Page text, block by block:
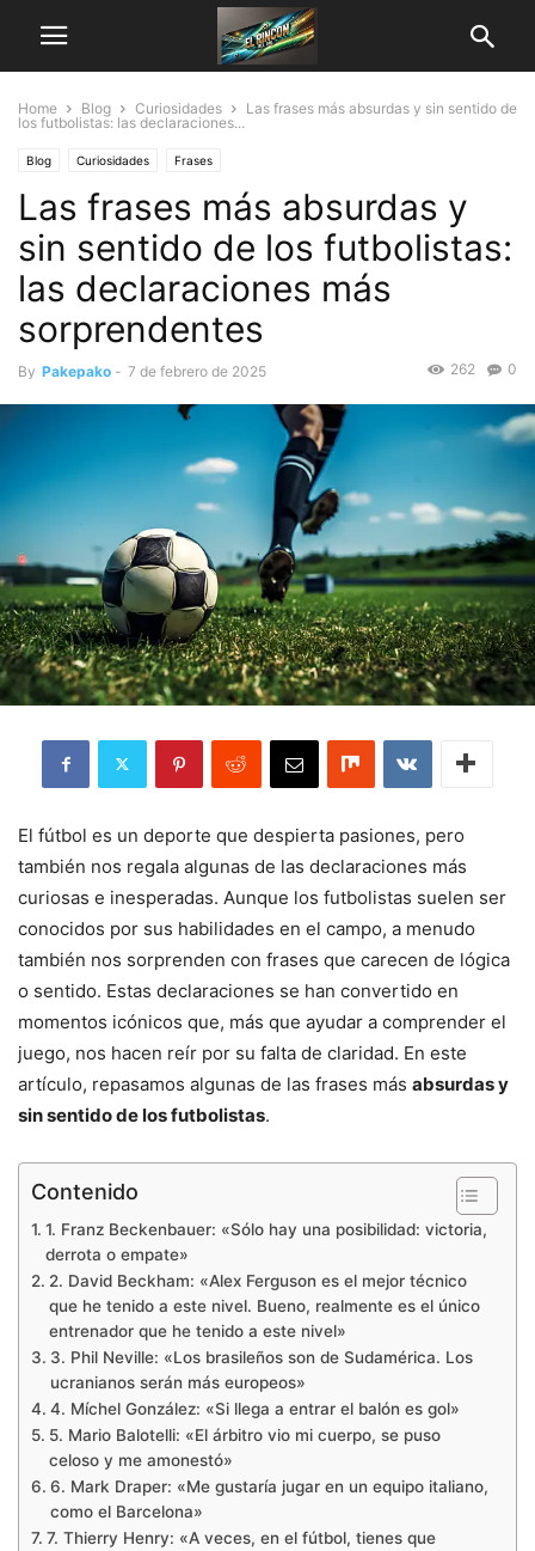
Home Blog Curiosidades
Las frases más absurdas y sin sentido de
los futbolistas: las declaraciones...
Blog Curiosidades Frases
Las frases más absurdas y
sin sentido de los futbolistas:
las declaraciones más
sorprendentes
By Pakepako - 7 de febrero de 2025 0
262
El fútbol es un deporte que despierta pasiones, pero
también nos regala algunas de las declaraciones más
curiosas e inesperadas. Aunque los futbolistas suelen ser
conocidos por sus habilidades en el campo, a menudo
también nos sorprenden con frases que carecen de lógica
o sentido. Estas declaraciones se han convertido en
momentos icónicos que, más que ayudar a comprender el
juego, nos hacen reír por su falta de claridad. En este
artículo, repasamos algunas de las frases más absurdas y
sin sentido de los futbolistas.
Contenido
1. Franz Beckenbauer: «Sólo hay una posibilidad: victoria,
derrota o empate»
2. David Beckham: «Alex Ferguson es el mejor técnico
que he tenido a este nivel. Bueno, realmente es el único
entrenador que he tenido a este nivel»
3. Phil Neville: «Los brasileños son de Sudamérica. Los
ucranianos serán más europeos»
4. Míchel González: «Si llega a entrar el balón es gol»
5. Mario Balotelli: «El árbitro vio mi cuerpo, se puso
celoso y me amonestó»
6. Mark Draper: «Me gustaría jugar en un equipo italiano,
como el Barcelona»
7. Thierry Henry: «A veces, en el fútbol, tienes que